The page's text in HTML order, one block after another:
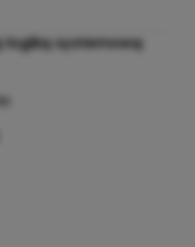
logiką systemową